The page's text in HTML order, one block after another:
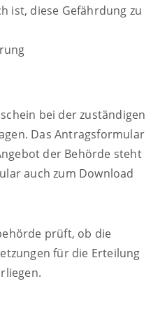
ist, diese Gefährdung zu
bei der zuständigen
Das Antragsformular
der Behörde steht
auch zum Download
prüft, ob die
für die Erteilung